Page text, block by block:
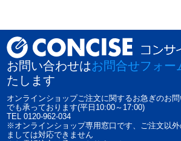
お問い合わせはお問合せフォー
たします
オンラインショップご注文に関するお急ぎのお
でも承っております(平日10:00～17:00)
TEL 0120-962-034
※オンラインショップ専用窓口です、ご注文以
ましては対応できません